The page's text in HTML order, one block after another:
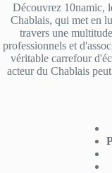
Découvrez 10namic,
Chablais, qui met en
travers une
professionnels et
véritable carrefour
acteur du Chablais